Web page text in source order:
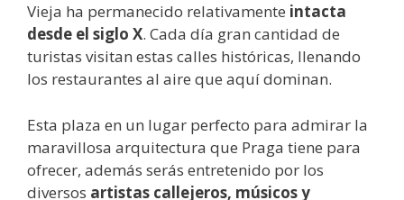
Vieja ha permanecido relativamente intacta
desde el siglo X. Cada día gran cantidad de
turistas visitan estas calles históricas, llenando
los restaurantes al aire que aquí dominan.
Esta plaza en un lugar perfecto para admirar la
maravillosa arquitectura que Praga tiene para
ofrecer, además serás entretenido por los
diversos artistas callejeros, músicos y